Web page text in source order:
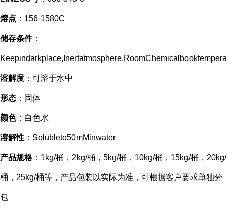
熔点 ：156-1580C
储存条件：
溶解度 ：可溶于水中
形态 ：固体
颜色：白色水
溶解性 ：Solubleto50mMinwater
产品规格：1kg/桶，2kg/桶，5kg/桶，10kg/桶，15kg/桶，20kg/
桶，25kg/桶等，产品包装以实际为准，可根据客户要求单独分
包